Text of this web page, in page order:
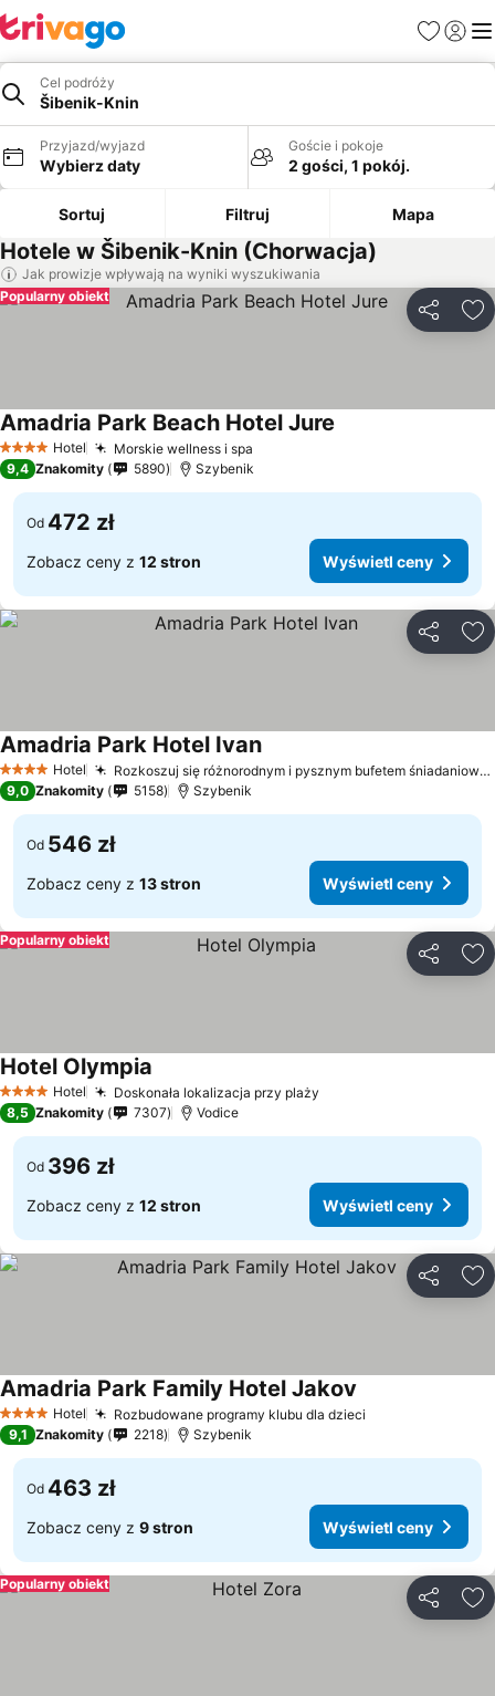
Ulubione
Cel podróży
Šibenik-Knin
Przyjazd/wyjazd
Wybierz daty
Goście i pokoje
2 gości, 1 pokój.
Sortuj Filtruj Mapa
Hotele w Šibenik-Knin (Chorwacja)
Jak prowizje wpływają na wyniki wyszukiwania
Popularny obiekt
4 KategoriaHotel Morskie wellness i spa
Amadria Park Beach Hotel Jure
9,4 Znakomity 5890 Szybenik
Od 472 zł
Zobacz ceny z 12 stron Wyświetl ceny
4 KategoriaHotel Rozkoszuj się różnorodnym i pysznym bufetem śniadaniowym
Amadria Park Hotel Ivan
9,0 Znakomity 5158 Szybenik
Od 546 zł
Zobacz ceny z 13 stron Wyświetl ceny
Popularny obiekt
4 KategoriaHotel Doskonała lokalizacja przy plaży
Hotel Olympia
8,5 Znakomity 7307 Vodice
Od 396 zł
Zobacz ceny z 12 stron Wyświetl ceny
4 KategoriaHotel Rozbudowane programy klubu dla dzieci
Amadria Park Family Hotel Jakov
9,1 Znakomity 2218 Szybenik
Od 463 zł
Zobacz ceny z 9 stron Wyświetl ceny
Popularny obiekt